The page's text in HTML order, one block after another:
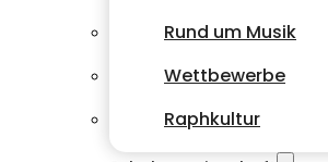
Rund um Musik
Wettbewerbe
Raphkultur